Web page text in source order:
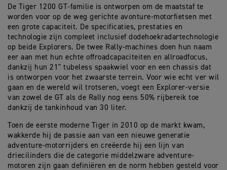
De Tiger 1200 GT-familie is ontworpen om de maatstaf te
worden voor op de weg gerichte avonture-motorfietsen met
een grote capaciteit. De specificaties, prestaties en
technologie zijn compleet inclusief dodehoekradartechnologie
op beide Explorers. De twee Rally-machines doen hun naam
eer aan met hun echte offroadcapaciteiten en allroadfocus,
dankzij hun 21" tubeless spaakwiel voor en een chassis dat
is ontworpen voor het zwaarste terrein. Voor wie echt ver wil
gaan en de wereld wil trotseren, voegt een Explorer-versie
van zowel de GT als de Rally nog eens 50% rijbereik toe
dankzij de tankinhoud van 30 liter.
Toen de eerste moderne Tiger in 2010 op de markt kwam,
wakkerde hij de passie aan van een nieuwe generatie
adventure-motorrijders en creëerde hij een lijn van
driecilinders die de categorie middelzware adventure-
motoren zijn gaan definiëren en de norm hebben gesteld voor